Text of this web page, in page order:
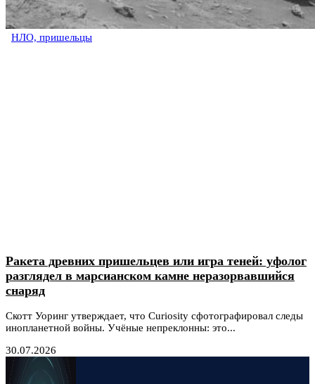
НЛО, пришельцы
Ракета древних пришельцев или игра теней: уфолог
разглядел в марсианском камне неразорвавшийся
снаряд
Скотт Уоринг утверждает, что Curiosity сфотографировал следы
инопланетной войны. Учёные непреклонны: это...
30.07.2026